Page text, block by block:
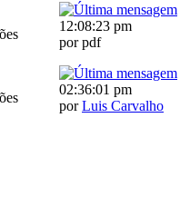
12:08:23 pm
por pdf
02:36:01 pm
porLuis Carvalho